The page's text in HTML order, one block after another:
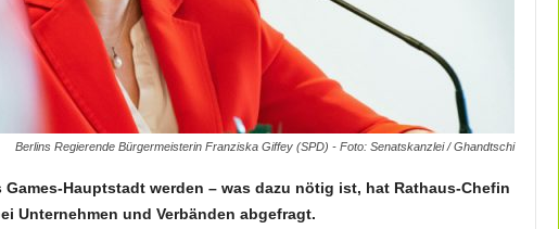
Berlins Regierende Bürgermeisterin Franziska Giffey (SPD) - Foto: Senatskanzlei / Ghandtschi
Hauptstadt werden – was dazu nötig ist, hat Rathaus-Chefin
Unternehmen und Verbänden abgefragt.